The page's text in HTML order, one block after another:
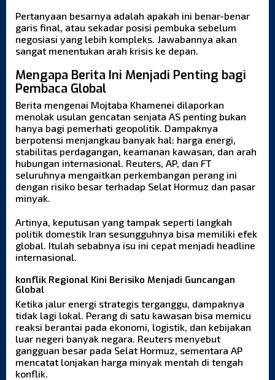
Pertanyaan besarnya adalah apakah ini benar-benar
garis final, atau sekadar posisi pembuka sebelum
negosiasi yang lebih kompleks. Jawabannya akan
sangat menentukan arah krisis ke depan.
Mengapa Berita Ini Menjadi Penting bagi
Pembaca Global
Berita mengenai Mojtaba Khamenei dilaporkan
menolak usulan gencatan senjata AS penting bukan
hanya bagi pemerhati geopolitik. Dampaknya
berpotensi menjangkau banyak hal: harga energi,
stabilitas perdagangan, keamanan kawasan, dan arah
hubungan internasional. Reuters, AP, dan FT
seluruhnya mengaitkan perkembangan perang ini
dengan risiko besar terhadap Selat Hormuz dan pasar
minyak.
Artinya, keputusan yang tampak seperti langkah
politik domestik Iran sesungguhnya bisa memiliki efek
global. Itulah sebabnya isu ini cepat menjadi headline
internasional.
konflik Regional Kini Berisiko Menjadi Guncangan
Global
Ketika jalur energi strategis terganggu, dampaknya
tidak lagi lokal. Perang di satu kawasan bisa memicu
reaksi berantai pada ekonomi, logistik, dan kebijakan
luar negeri banyak negara. Reuters menyebut
gangguan besar pada Selat Hormuz, sementara AP
mencatat lonjakan harga minyak mentah di tengah
konflik.